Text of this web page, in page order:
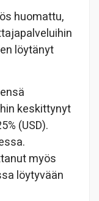
huomattu,
löytänyt
keskittynyt
(USD).
myös
löytyvään